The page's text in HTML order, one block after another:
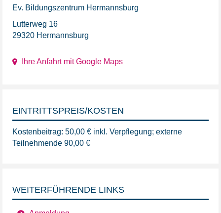
Ev. Bildungszentrum Hermannsburg
Lutterweg 16
29320 Hermannsburg
Ihre Anfahrt mit Google Maps
EINTRITTSPREIS/KOSTEN
Kostenbeitrag: 50,00 € inkl. Verpflegung; externe
Teilnehmende 90,00 €
WEITERFÜHRENDE LINKS